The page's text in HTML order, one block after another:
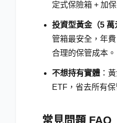
定式保險箱 + 加
投資型黃金（5 萬
管箱最安全，年
合理的保管成本。
不想持有實體 ：
ETF，省去所有保
常見問題 FAQ